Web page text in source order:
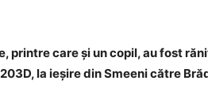
printre care și un copil, au fost
la ieșire din Smeeni către